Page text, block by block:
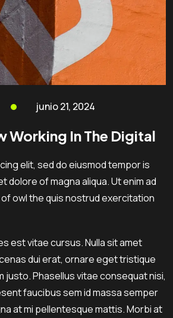
junio 21, 2024
Working In The Digital
elit, sed do eiusmod tempor is
dolore of magna aliqua. Ut enim ad
of owl the quis nostrud exercitation
est vitae cursus. Nulla sit amet
dui erat, ornare eget tristique
justo. Phasellus vitae consequat nisi,
faucibus sem id massa semper
at mi pellentesque mattis. Morbi at